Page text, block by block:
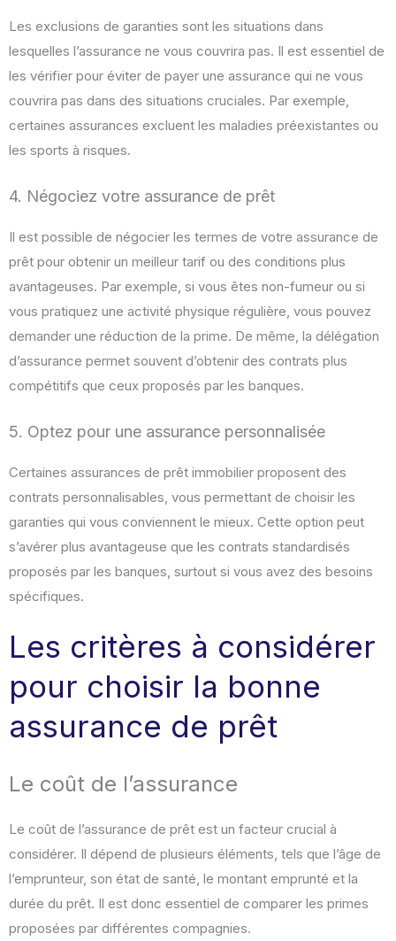
Les exclusions de garanties sont les situations dans
lesquelles l’assurance ne vous couvrira pas. Il est essentiel de
les vérifier pour éviter de payer une assurance qui ne vous
couvrira pas dans des situations cruciales. Par exemple,
certaines assurances excluent les maladies préexistantes ou
les sports à risques.
4. Négociez votre assurance de prêt
Il est possible de négocier les termes de votre assurance de
prêt pour obtenir un meilleur tarif ou des conditions plus
avantageuses. Par exemple, si vous êtes non-fumeur ou si
vous pratiquez une activité physique régulière, vous pouvez
demander une réduction de la prime. De même, la délégation
d’assurance permet souvent d’obtenir des contrats plus
compétitifs que ceux proposés par les banques.
5. Optez pour une assurance personnalisée
Certaines assurances de prêt immobilier proposent des
contrats personnalisables, vous permettant de choisir les
garanties qui vous conviennent le mieux. Cette option peut
s’avérer plus avantageuse que les contrats standardisés
proposés par les banques, surtout si vous avez des besoins
spécifiques.
Les critères à considérer
pour choisir la bonne
assurance de prêt
Le coût de l’assurance
Le coût de l’assurance de prêt est un facteur crucial à
considérer. Il dépend de plusieurs éléments, tels que l’âge de
l’emprunteur, son état de santé, le montant emprunté et la
durée du prêt. Il est donc essentiel de comparer les primes
proposées par différentes compagnies.